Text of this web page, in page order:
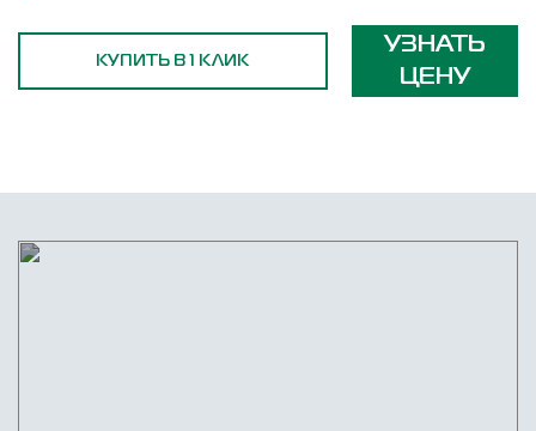
КУПИТЬ В 1 КЛИК
УЗНАТЬ
ЦЕНУ